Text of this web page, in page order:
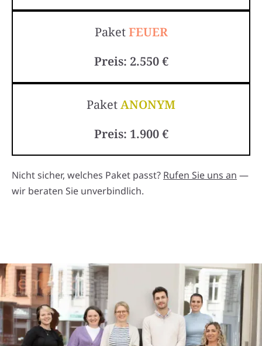
PaketFEUER
Preis: 2.550 €
PaketANONYM
Preis: 1.900 €
Nicht sicher, welches Paket passt? Rufen Sie uns an —
wir beraten Sie unverbindlich.